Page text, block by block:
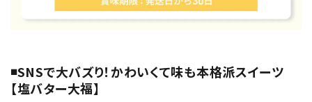
◾️SNSで大バズり！かわいくて味も本格派スイーツ
【塩バター大福】